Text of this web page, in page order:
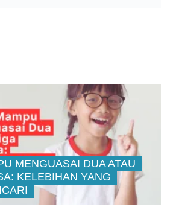
MENGUASAI DUA ATAU
KELEBIHAN YANG